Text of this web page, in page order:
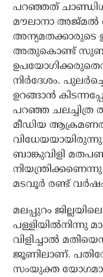
പറഞ്ഞത്
മൗലാനാ
അന്യമതക്കാരുടെ
അതുകൊണ്ട് സുബ്ഹി
നിര്‍ദേശം.
ഉറങ്ങാന്‍
പറഞ്ഞ
മീഡിയ
ബാങ്കുവിളി
മടവൂര്‍ രണ്ട് വര്‍ഷം
മലപ്പുറം
പള്ളിയില്‍നിന്നു
വിളിച്ചാല്‍
ജൂണിലാണ്.
സംയുക്ത യോഗമാണ്